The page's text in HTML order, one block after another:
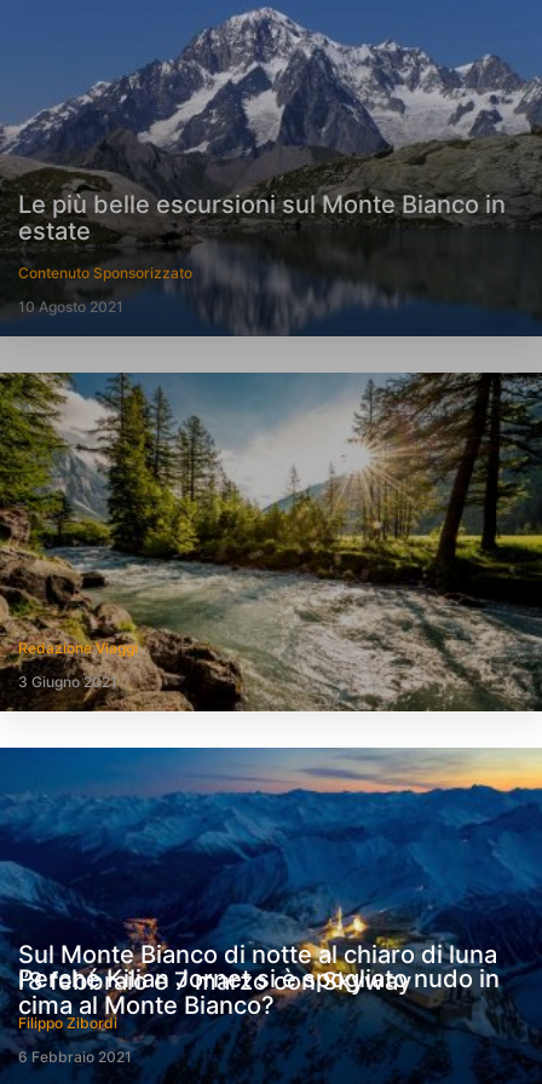
Le più belle escursioni sul Monte Bianco in
estate
Contenuto Sponsorizzato
10 Agosto 2021
Redazione Viaggi
3 Giugno 2021
Sul Monte Bianco di notte al chiaro di luna
l’8 febbraio e 7 marzo con Skyway
Filippo Zibordi
6 Febbraio 2021
Perché Kilian Jornet si è spogliato nudo in
cima al Monte Bianco?